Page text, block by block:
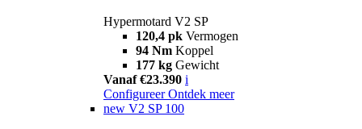
Hypermotard V2 SP
120,4 pk Vermogen
94 Nm Koppel
177 kg Gewicht
Vanaf €23.390 i
Configureer Ontdek meer
new V2 SP 100